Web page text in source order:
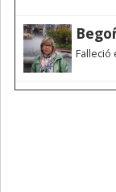
Falleció